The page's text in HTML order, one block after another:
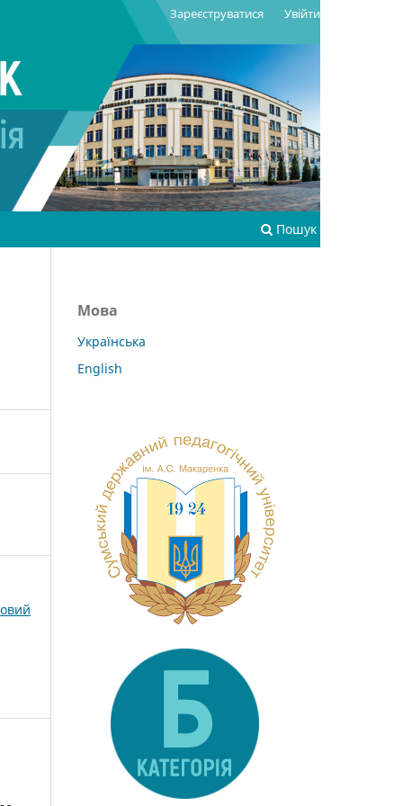
Пошук
Зареєструватися Увійти
Мова
Українська
English